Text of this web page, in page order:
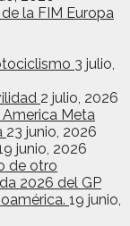
la FIM Europa
3 julio,
2 julio, 2026
Meta
23 junio, 2026
junio, 2026
de otro
2026 del GP
19 junio,